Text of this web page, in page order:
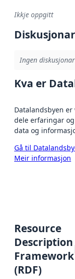
Ikkje oppgitt
Ingen
Kva er
Datalandsbyen
dele erfaringar
data og
Gå til
Meir informasjon
Resource
Description
Framework
(RDF)